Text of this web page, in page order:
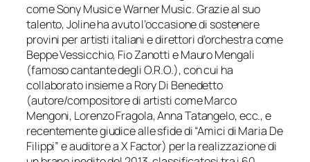
come Sony Music e Warner Music. Grazie al suo
talento, Joline ha avuto l’occasione di sostenere
provini per artisti italiani e direttori d’orchestra come
Beppe Vessicchio, Fio Zanotti e Mauro Mengali
(famoso cantante degli O.R.O.), con cui ha
collaborato insieme a Rory Di Benedetto
(autore/compositore di artisti come Marco
Mengoni, Lorenzo Fragola, Anna Tatangelo, ecc., e
recentemente giudice alle sfide di “Amici di Maria De
Filippi” e audito­re a X Factor) per la realizzazione di